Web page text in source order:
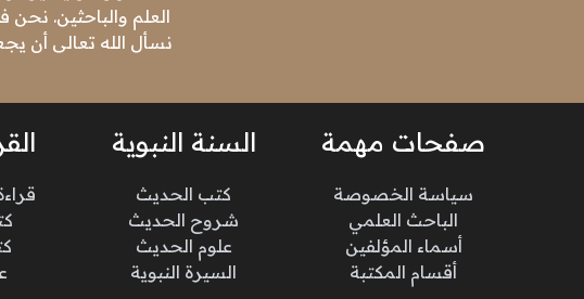
العلم والباحثين.
نسأل الله تعالى أن
صفحات مهمة
سياسة الخصوصة
الباحث العلمي
أسماء المؤلفين
أقسام المكتبة
السنة النبوية
كتب الحديث
شروح الحديث
علوم الحديث
السيرة النبوية